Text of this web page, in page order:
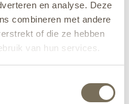
en analyse. Deze
combineren met andere
of die ze hebben
van hun services.